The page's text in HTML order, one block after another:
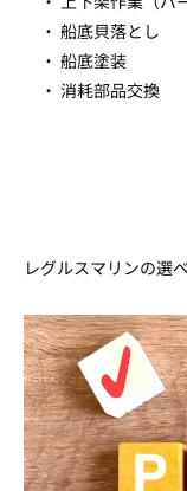
・ 船底貝落とし
・ 船底塗装
・ 消耗部品交換
レグルスマリンの選